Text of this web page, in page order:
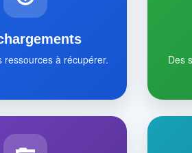
ressources à récupérer.
Des